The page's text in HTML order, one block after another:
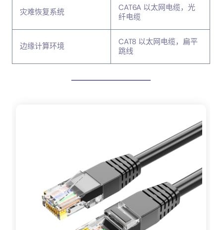
灾难恢复系统
CAT6A 以太网电缆，光
纤电缆
边缘计算环境
CAT8 以太网电缆，扁平
跳线